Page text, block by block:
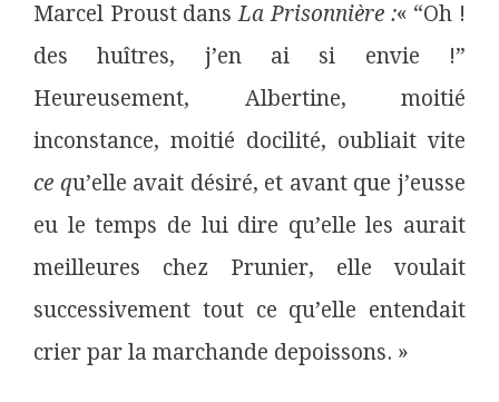
Marcel Proust dansLa Prisonnière :« “Oh !
des huîtres, j’en ai si envie !”
Heureusement, Albertine, moitié
inconstance, moitié docilité, oubliait vite
ce qu’elle avait désiré, et avant que j’eusse
eu le temps de lui dire qu’elle les aurait
meilleures chez Prunier, elle voulait
successivement tout ce qu’elle entendait
crier par la marchande depoissons. »